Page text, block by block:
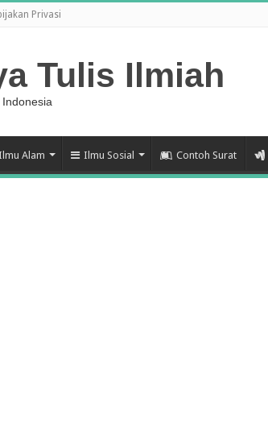
Privasi
Tulis Ilmiah
Alam Ilmu Sosial Contoh Surat